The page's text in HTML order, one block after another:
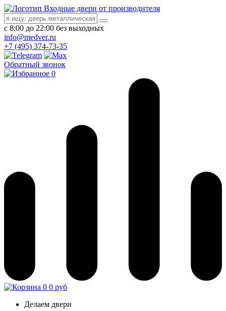
Входные двери от производителя
с 8:00 до 22:00 без выходных
info@medver.ru
+7 (495) 374-73-35
Обратный звонок
0
0 0 руб
Делаем двери